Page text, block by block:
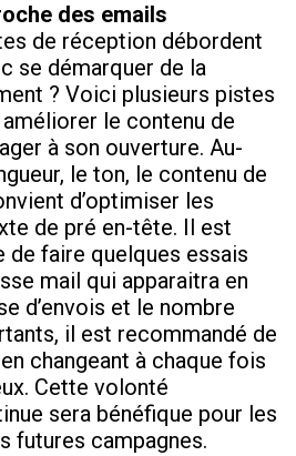
des emails
de réception débordent
se démarquer de la
? Voici plusieurs pistes
le contenu de
à son ouverture. Au-
le ton, le contenu de
d’optimiser les
de pré en-tête. Il est
de faire quelques essais
mail qui apparaitra en
d’envois et le nombre
il est recommandé de
changeant à chaque fois
Cette volonté
sera bénéfique pour les
futures campagnes.